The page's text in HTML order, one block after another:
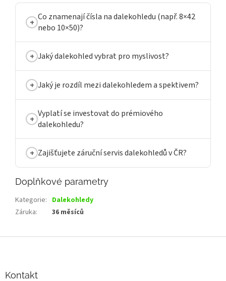
Co znamenají čísla na dalekohledu (např. 8×42
nebo 10×50)?
Jaký dalekohled vybrat pro myslivost?
Jaký je rozdíl mezi dalekohledem a spektivem?
Vyplatí se investovat do prémiového
dalekohledu?
Zajišťujete záruční servis dalekohledů v ČR?
Doplňkové parametry
Kategorie: Dalekohledy
Záruka: 36 měsíců
Kontakt